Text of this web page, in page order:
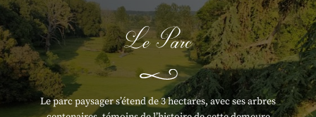
Accueil
Le Château
Une
06 32 15 37
Le Parc
Le parc paysager s’étend de 3 hectares, avec ses arbres